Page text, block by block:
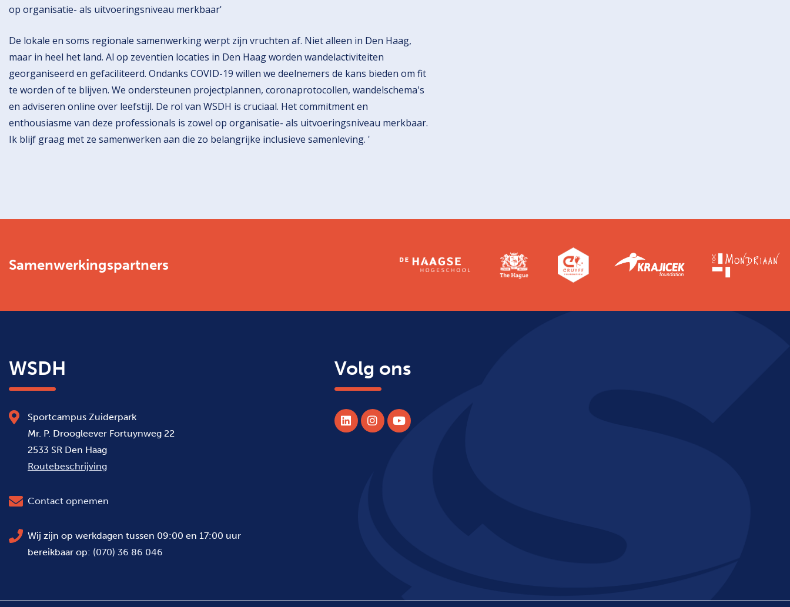
op organisatie- als uitvoeringsniveau merkbaar'
De lokale en soms regionale samenwerking werpt zijn vruchten af. Niet alleen in Den Haag,
maar in heel het land. Al op zeventien locaties in Den Haag worden wandelactiviteiten
georganiseerd en gefaciliteerd. Ondanks COVID-19 willen we deelnemers de kans bieden om fit
te worden of te blijven. We ondersteunen projectplannen, coronaprotocollen, wandelschema's
en adviseren online over leefstijl. De rol van WSDH is cruciaal. Het commitment en
enthousiasme van deze professionals is zowel op organisatie- als uitvoeringsniveau merkbaar.
Ik blijf graag met ze samenwerken aan die zo belangrijke inclusieve samenleving. '
Samenwerkingspartners
WSDH
Sportcampus Zuiderpark
Mr. P. Droogleever Fortuynweg 22
2533 SR Den Haag
Routebeschrijving
Contact opnemen
Wij zijn op werkdagen tussen 09:00 en 17:00 uur
bereikbaar op: (070) 36 86 046
Volg ons